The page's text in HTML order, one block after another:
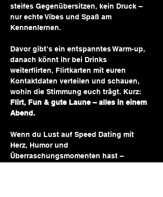
steifes Gegenübersitzen, kein Druck –
nur echte Vibes und Spaß am
Kennenlernen.
Davor gibt’s ein entspanntes Warm-up,
danach könnt ihr bei Drinks
weiterflirten, Flirtkarten mit euren
Kontaktdaten verteilen und schauen,
wohin die Stimmung euch trägt. Kurz:
Flirt, Fun & gute Laune – alles in einem
Abend.
Wenn du Lust auf Speed Dating mit
Herz, Humor und
Überraschungsmomenten hast –